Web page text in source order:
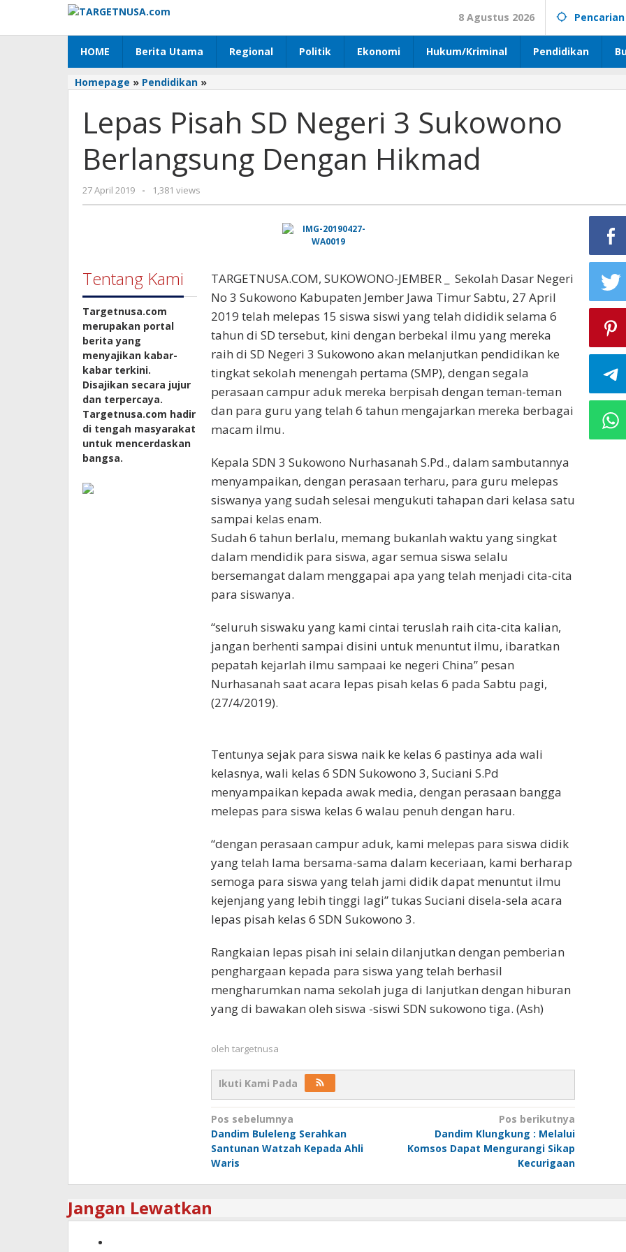
konten
8 Agustus 2026 Pencarian
HOME Berita Utama Regional Politik Ekonomi Hukum/Kriminal Pendidikan
Homepage » Pendidikan »
Negeri
Sukowono
Berlangsung
Lepas Pisah SD Negeri 3 Sukowono
Berlangsung Dengan Hikmad
27 April 2019
oleh
targetnusa
- 1,381 views
Tentang Kami
Targetnusa.com
merupakan portal
berita yang
menyajikan kabar-
kabar terkini.
Disajikan secara jujur
dan terpercaya.
Targetnusa.com hadir
di tengah masyarakat
untuk mencerdaskan
bangsa.
TARGETNUSA.COM, SUKOWONO-JEMBER _ Sekolah Dasar Negeri
No 3 Sukowono Kabupaten Jember Jawa Timur Sabtu, 27 April
2019 telah melepas 15 siswa siswi yang telah dididik selama 6
tahun di SD tersebut, kini dengan berbekal ilmu yang mereka
raih di SD Negeri 3 Sukowono akan melanjutkan pendidikan ke
tingkat sekolah menengah pertama (SMP), dengan segala
perasaan campur aduk mereka berpisah dengan teman-teman
dan para guru yang telah 6 tahun mengajarkan mereka berbagai
macam ilmu.
Kepala SDN 3 Sukowono Nurhasanah S.Pd., dalam sambutannya
menyampaikan, dengan perasaan terharu, para guru melepas
siswanya yang sudah selesai mengukuti tahapan dari kelasa satu
sampai kelas enam.
Sudah 6 tahun berlalu, memang bukanlah waktu yang singkat
dalam mendidik para siswa, agar semua siswa selalu
bersemangat dalam menggapai apa yang telah menjadi cita-cita
para siswanya.
“seluruh siswaku yang kami cintai teruslah raih cita-cita kalian,
jangan berhenti sampai disini untuk menuntut ilmu, ibaratkan
pepatah kejarlah ilmu sampaai ke negeri China” pesan
Nurhasanah saat acara lepas pisah kelas 6 pada Sabtu pagi,
(27/4/2019).
Tentunya sejak para siswa naik ke kelas 6 pastinya ada wali
kelasnya, wali kelas 6 SDN Sukowono 3, Suciani S.Pd
menyampaikan kepada awak media, dengan perasaan bangga
melepas para siswa kelas 6 walau penuh dengan haru.
“dengan perasaan campur aduk, kami melepas para siswa didik
yang telah lama bersama-sama dalam keceriaan, kami berharap
semoga para siswa yang telah jami didik dapat menuntut ilmu
kejenjang yang lebih tinggi lagi” tukas Suciani disela-sela acara
lepas pisah kelas 6 SDN Sukowono 3.
Rangkaian lepas pisah ini selain dilanjutkan dengan pemberian
penghargaan kepada para siswa yang telah berhasil
mengharumkan nama sekolah juga di lanjutkan dengan hiburan
yang di bawakan oleh siswa -siswi SDN sukowono tiga. (Ash)
oleh targetnusa
Ikuti Kami Pada
Navigasi
pos
Pos sebelumnya
Dandim Buleleng Serahkan
Santunan Watzah Kepada Ahli
Waris
Pos berikutnya
Dandim Klungkung : Melalui
Komsos Dapat Mengurangi Sikap
Kecurigaan
Jangan Lewatkan